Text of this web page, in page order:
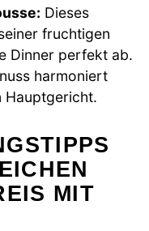
Dieses
fruchtigen
Dinner perfekt ab.
harmoniert
Hauptgericht.
MIT